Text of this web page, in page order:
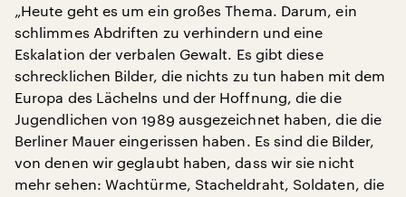
„Heute geht es um ein großes Thema. Darum, ein
schlimmes Abdriften zu verhindern und eine
Eskalation der verbalen Gewalt. Es gibt diese
schrecklichen Bilder, die nichts zu tun haben mit dem
Europa des Lächelns und der Hoffnung, die die
Jugendlichen von 1989 ausgezeichnet haben, die die
Berliner Mauer eingerissen haben. Es sind die Bilder,
von denen wir geglaubt haben, dass wir sie nicht
mehr sehen: Wachtürme, Stacheldraht, Soldaten, die